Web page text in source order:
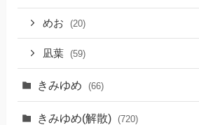
めお (20)
凪葉 (59)
きみゆめ (66)
きみゆめ(解散) (720)